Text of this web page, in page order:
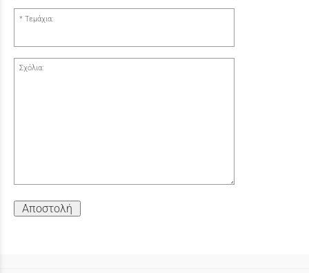
Τεμάχια:
Σχόλια:
Αποστολή